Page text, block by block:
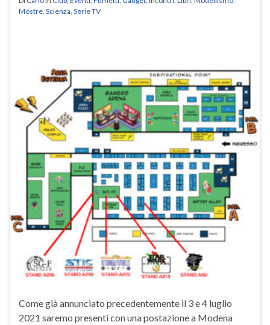
Mostre Scienza Serie TV
Come già annunciato precedentemente il 3 e 4 luglio
2021 saremo presenti con una postazione a Modena